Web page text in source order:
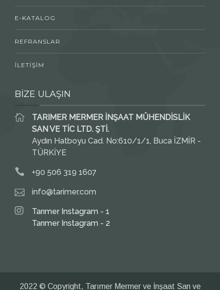
E-KATALOG
REFRANSLAR
İLETİŞİM
BİZE ULAŞIN
TARIMER MERMER İNŞAAT MÜHENDİSLİK
SAN VE TİC LTD. ŞTİ.
Aydın Hatboyu Cad. No:610/1/1, Buca İZMİR -
TÜRKİYE
+90 506 319 1607
info@tarimer.com
Tarımer Instagram - 1
Tarımer Instagram - 2
2022 © Copyright, Tarımer Mermer ve İnşaat San ve